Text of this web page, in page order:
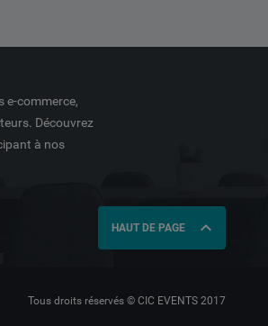
e-commerce,
Découvrez
à nos
HAUT DE PAGE expand_less
Tous droits réservés © CIC EVENTS 2017